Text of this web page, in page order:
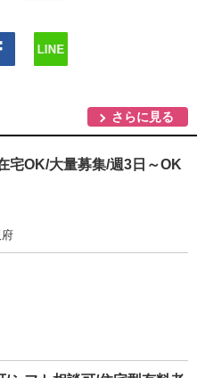
さらに見る
宅OK/大量募集/週3日～OK